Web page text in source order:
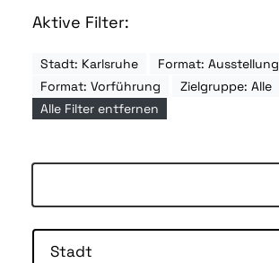
Aktive Filter:
Stadt: Karlsruhe
Format: Ausstellung
Format: Vorführung
Zielgruppe: Alle
Alle Filter entfernen
Stadt